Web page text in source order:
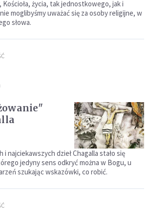
życia, tak jednostkowego, jak i
moglibyśmy uważać się za osoby religijne, w
słowa.
i najciekawszych dzieł Chagalla stało się
jedyny sens odkryć można w Bogu, u
szukając wskazówki, co robić.